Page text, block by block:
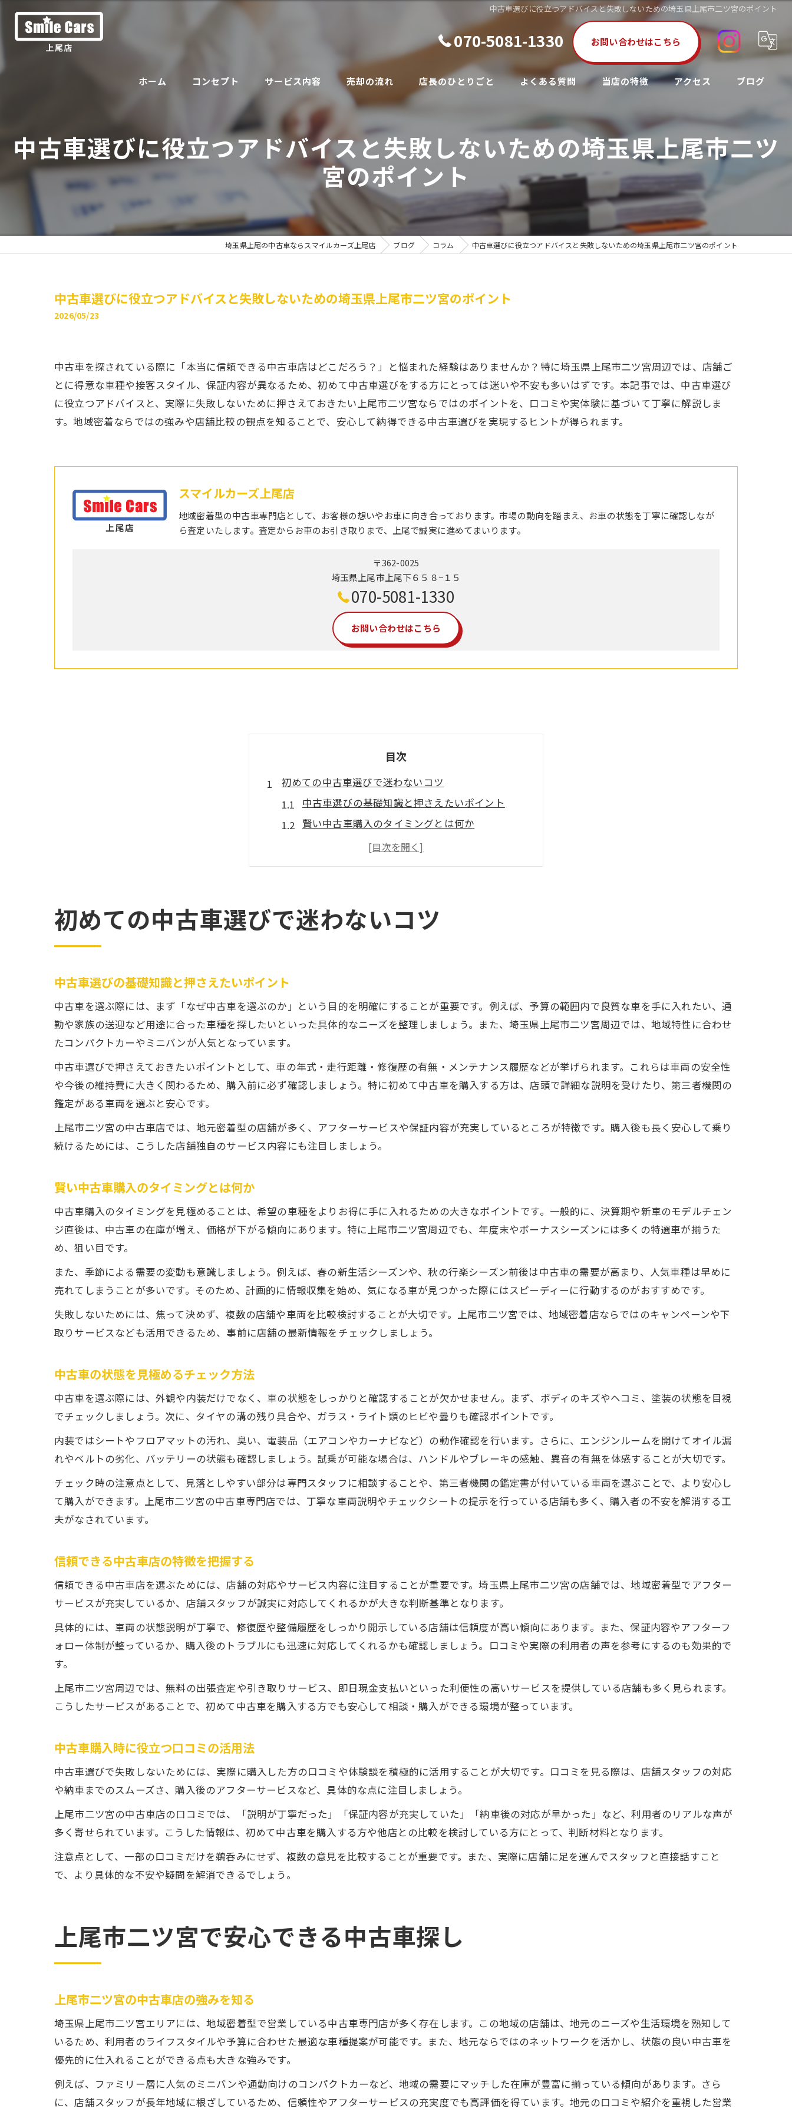
中古車選びに役立つアドバイスと失敗しないための埼玉県上尾市二ツ宮のポイント
070-5081-1330 お問い合わせはこちら
ホーム コンセプト サービス内容 売却の流れ 店長のひとりごと よくある質問 当店の特徴
高価買取
下取り
国産車
即日
出張
アクセス ブログ
中古車選びに役立つアドバイスと失敗しないための埼玉県上尾市二ツ
宮のポイント
埼玉県上尾の中古車ならスマイルカーズ上尾店 ブログ コラム 中古車選びに役立つアドバイスと失敗しないための埼玉県上尾市二ツ宮のポイント
中古車選びに役立つアドバイスと失敗しないための埼玉県上尾市二ツ宮のポイント
2026/05/23
中古車を探されている際に「本当に信頼できる中古車店はどこだろう？」と悩まれた経験はありませんか？特に埼玉県上尾市二ツ宮周辺では、店舗ご
とに得意な車種や接客スタイル、保証内容が異なるため、初めて中古車選びをする方にとっては迷いや不安も多いはずです。本記事では、中古車選び
に役立つアドバイスと、実際に失敗しないために押さえておきたい上尾市二ツ宮ならではのポイントを、口コミや実体験に基づいて丁寧に解説しま
す。地域密着ならではの強みや店舗比較の観点を知ることで、安心して納得できる中古車選びを実現するヒントが得られます。
スマイルカーズ上尾店
地域密着型の中古車専門店として、お客様の想いやお車に向き合っております。市場の動向を踏まえ、お車の状態を丁寧に確認しなが
ら査定いたします。査定からお車のお引き取りまで、上尾で誠実に進めてまいります。
〒362-0025
埼玉県上尾市上尾下６５８−１５
070-5081-1330
お問い合わせはこちら
目次
初めての中古車選びで迷わないコツ
中古車選びの基礎知識と押さえたいポイント
賢い中古車購入のタイミングとは何か
中古車の状態を見極めるチェック方法
信頼できる中古車店の特徴を把握する
上尾市二ツ宮で安心できる中古車探し
上尾市二ツ宮の中古車店の強みを知る
中古車購入時に確認するべき保証内容
地域密着ならではの中古車購入ポイント
中古車購入で得られる地域サービス例
地域密着店ならではのアフターケアとは
店舗ごとの得意な中古車種を知るコツ
中古車を失敗なく選ぶための実体験共有
店舗比較で明らかになった違いを解説
実際の中古車購入で注意したポイント
二ツ宮周辺で注目される中古車選びの秘訣
二ツ宮周辺の中古車市場の特徴を解説
中古車選びで重視されるポイントとは
中古車購入時に比較すべき項目を整理
納得の中古車購入を叶えるための具体策
納得できる中古車購入のための事前準備
中古車選びで損しない交渉ポイント
購入後も安心できる中古車店選び方
中古車購入時のチェックリスト活用法
中古車店との信頼関係を築くコミュニケーション
初めての中古車選びで迷わないコツ
中古車選びの基礎知識と押さえたいポイント
中古車を選ぶ際には、まず「なぜ中古車を選ぶのか」という目的を明確にすることが重要です。例えば、予算の範囲内で良質な車を手に入れたい、通
勤や家族の送迎など用途に合った車種を探したいといった具体的なニーズを整理しましょう。また、埼玉県上尾市二ツ宮周辺では、地域特性に合わせ
たコンパクトカーやミニバンが人気となっています。
中古車選びで押さえておきたいポイントとして、車の年式・走行距離・修復歴の有無・メンテナンス履歴などが挙げられます。これらは車両の安全性
や今後の維持費に大きく関わるため、購入前に必ず確認しましょう。特に初めて中古車を購入する方は、店頭で詳細な説明を受けたり、第三者機関の
鑑定がある車両を選ぶと安心です。
上尾市二ツ宮の中古車店では、地元密着型の店舗が多く、アフターサービスや保証内容が充実しているところが特徴です。購入後も長く安心して乗り
続けるためには、こうした店舗独自のサービス内容にも注目しましょう。
賢い中古車購入のタイミングとは何か
中古車購入のタイミングを見極めることは、希望の車種をよりお得に手に入れるための大きなポイントです。一般的に、決算期や新車のモデルチェン
ジ直後は、中古車の在庫が増え、価格が下がる傾向にあります。特に上尾市二ツ宮周辺でも、年度末やボーナスシーズンには多くの特選車が揃うた
め、狙い目です。
また、季節による需要の変動も意識しましょう。例えば、春の新生活シーズンや、秋の行楽シーズン前後は中古車の需要が高まり、人気車種は早めに
売れてしまうことが多いです。そのため、計画的に情報収集を始め、気になる車が見つかった際にはスピーディーに行動するのがおすすめです。
失敗しないためには、焦って決めず、複数の店舗や車両を比較検討することが大切です。上尾市二ツ宮では、地域密着店ならではのキャンペーンや下
取りサービスなども活用できるため、事前に店舗の最新情報をチェックしましょう。
中古車の状態を見極めるチェック方法
中古車を選ぶ際には、外観や内装だけでなく、車の状態をしっかりと確認することが欠かせません。まず、ボディのキズやヘコミ、塗装の状態を目視
でチェックしましょう。次に、タイヤの溝の残り具合や、ガラス・ライト類のヒビや曇りも確認ポイントです。
内装ではシートやフロアマットの汚れ、臭い、電装品（エアコンやカーナビなど）の動作確認を行います。さらに、エンジンルームを開けてオイル漏
れやベルトの劣化、バッテリーの状態も確認しましょう。試乗が可能な場合は、ハンドルやブレーキの感触、異音の有無を体感することが大切です。
チェック時の注意点として、見落としやすい部分は専門スタッフに相談することや、第三者機関の鑑定書が付いている車両を選ぶことで、より安心し
て購入ができます。上尾市二ツ宮の中古車専門店では、丁寧な車両説明やチェックシートの提示を行っている店舗も多く、購入者の不安を解消する工
夫がなされています。
信頼できる中古車店の特徴を把握する
信頼できる中古車店を選ぶためには、店舗の対応やサービス内容に注目することが重要です。埼玉県上尾市二ツ宮の店舗では、地域密着型でアフター
サービスが充実しているか、店舗スタッフが誠実に対応してくれるかが大きな判断基準となります。
具体的には、車両の状態説明が丁寧で、修復歴や整備履歴をしっかり開示している店舗は信頼度が高い傾向にあります。また、保証内容やアフターフ
ォロー体制が整っているか、購入後のトラブルにも迅速に対応してくれるかも確認しましょう。口コミや実際の利用者の声を参考にするのも効果的で
す。
上尾市二ツ宮周辺では、無料の出張査定や引き取りサービス、即日現金支払いといった利便性の高いサービスを提供している店舗も多く見られます。
こうしたサービスがあることで、初めて中古車を購入する方でも安心して相談・購入ができる環境が整っています。
中古車購入時に役立つ口コミの活用法
中古車選びで失敗しないためには、実際に購入した方の口コミや体験談を積極的に活用することが大切です。口コミを見る際は、店舗スタッフの対応
や納車までのスムーズさ、購入後のアフターサービスなど、具体的な点に注目しましょう。
上尾市二ツ宮の中古車店の口コミでは、「説明が丁寧だった」「保証内容が充実していた」「納車後の対応が早かった」など、利用者のリアルな声が
多く寄せられています。こうした情報は、初めて中古車を購入する方や他店との比較を検討している方にとって、判断材料となります。
注意点として、一部の口コミだけを鵜呑みにせず、複数の意見を比較することが重要です。また、実際に店舗に足を運んでスタッフと直接話すこと
で、より具体的な不安や疑問を解消できるでしょう。
上尾市二ツ宮で安心できる中古車探し
上尾市二ツ宮の中古車店の強みを知る
埼玉県上尾市二ツ宮エリアには、地域密着型で営業している中古車専門店が多く存在します。この地域の店舗は、地元のニーズや生活環境を熟知して
いるため、利用者のライフスタイルや予算に合わせた最適な車種提案が可能です。また、地元ならではのネットワークを活かし、状態の良い中古車を
優先的に仕入れることができる点も大きな強みです。
例えば、ファミリー層に人気のミニバンや通勤向けのコンパクトカーなど、地域の需要にマッチした在庫が豊富に揃っている傾向があります。さら
に、店舗スタッフが長年地域に根ざしているため、信頼性やアフターサービスの充実度でも高評価を得ています。地元の口コミや紹介を重視した営業